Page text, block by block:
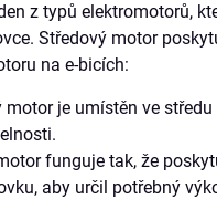
z typů elektromotorů,
Středový motor
na e-bicích:
motor je umístěn ve
funguje tak, že
aby určil potřebný